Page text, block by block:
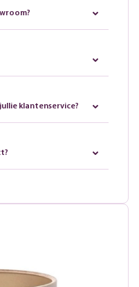
klantenservice?